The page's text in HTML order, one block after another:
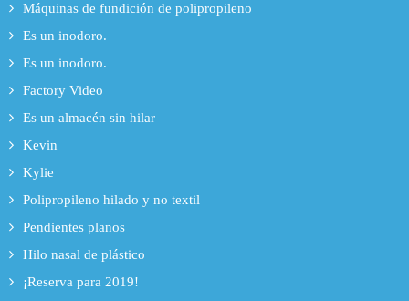
Máquinas de fundición de polipropileno
Es un inodoro.
Es un inodoro.
Factory Video
Es un almacén sin hilar
Kevin
Kylie
Polipropileno hilado y no textil
Pendientes planos
Hilo nasal de plástico
¡Reserva para 2019!